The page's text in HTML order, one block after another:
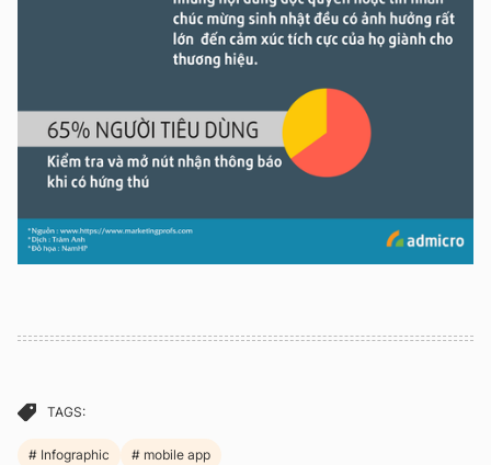
TAGS:
Infographic mobile app